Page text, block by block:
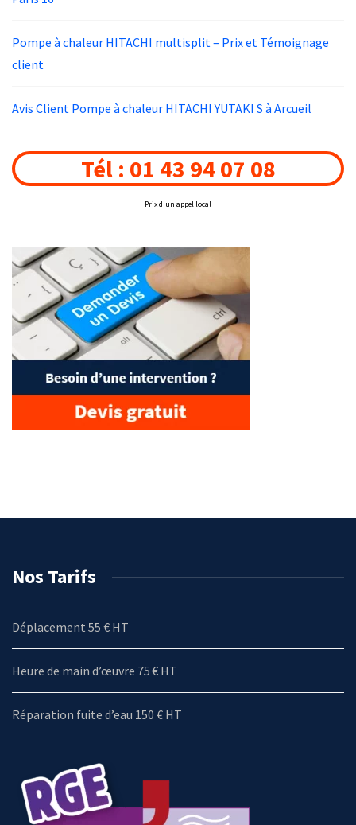
Pompe à chaleur HITACHI multisplit – Prix et Témoignage
client
Avis Client Pompe à chaleur HITACHI YUTAKI S à Arcueil
Tél : 01 43 94 07 08
Prix d'un appel local
Nos Tarifs
Déplacement 55 € HT
Heure de main d’œuvre 75 € HT
Réparation fuite d’eau 150 € HT